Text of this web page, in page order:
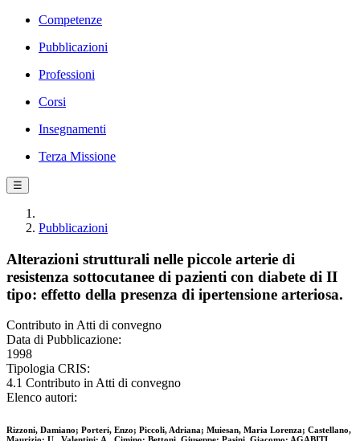
Competenze
Pubblicazioni
Professioni
Corsi
Insegnamenti
Terza Missione
☰
Pubblicazioni
Alterazioni strutturali nelle piccole arterie di
resistenza sottocutanee di pazienti con diabete di II
tipo: effetto della presenza di ipertensione arteriosa.
Contributo in Atti di convegno
Data di Pubblicazione:
1998
Tipologia CRIS:
4.1 Contributo in Atti di convegno
Elenco autori:
Rizzoni, Damiano; Porteri, Enzo; Piccoli, Adriana; Muiesan, Maria Lorenza; Castellano,